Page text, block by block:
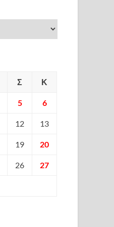
Σ Κ
5 6
12 13
19 20
26 27